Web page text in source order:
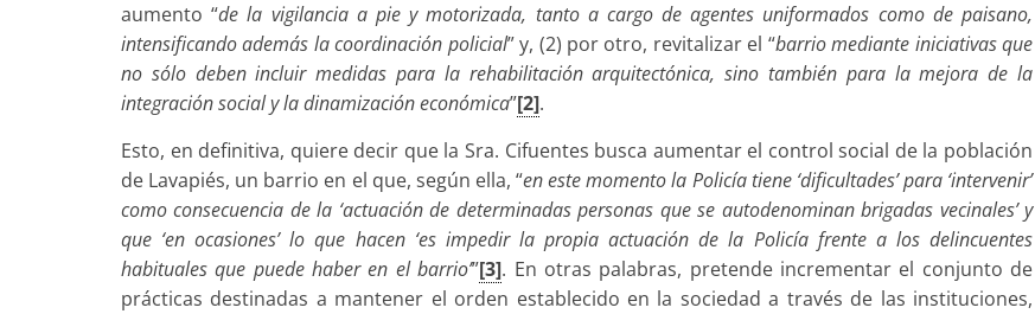
aumento “de la vigilancia a pie y motorizada, tanto a cargo de agentes uniformados como de paisano,
intensificando además la coordinación policial” y, (2) por otro, revitalizar el “barrio mediante iniciativas que
no sólo deben incluir medidas para la rehabilitación arquitectónica, sino también para la mejora de la
integración social y la dinamización económica”[2].
Esto, en definitiva, quiere decir que la Sra. Cifuentes busca aumentar el control social de la población
de Lavapiés, un barrio en el que, según ella, “en este momento la Policía tiene ‘dificultades’ para ‘intervenir’
como consecuencia de la ‘actuación de determinadas personas que se autodenominan brigadas vecinales’ y
que ‘en ocasiones’ lo que hacen ‘es impedir la propia actuación de la Policía frente a los delincuentes
habituales que puede haber en el barrio’”[3]. En otras palabras, pretende incrementar el conjunto de
prácticas destinadas a mantener el orden establecido en la sociedad a través de las instituciones,